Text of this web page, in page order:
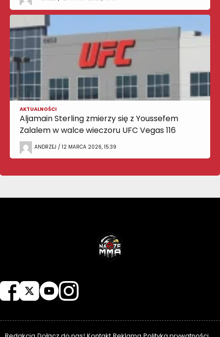
AKTUALNOŚCI
Aljamain Sterling zmierzy się z Youssefem
Zalalem w walce wieczoru UFC Vegas 116
ANDRZEJ / 12 MARCA 2026, 15:39